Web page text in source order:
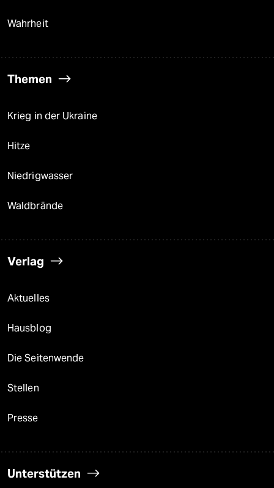
Wahrheit
Themen
Krieg in der Ukraine
Hitze
Niedrigwasser
Waldbrände
Verlag
Aktuelles
Hausblog
Die Seitenwende
Stellen
Presse
Unterstützen